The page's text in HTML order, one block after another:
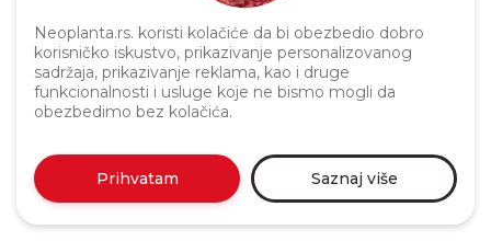
Neoplanta.rs. koristi kolačiće da bi obezbedio dobro
korisničko iskustvo, prikazivanje personalizovanog
sadržaja, prikazivanje reklama, kao i druge
funkcionalnosti i usluge koje ne bismo mogli da
obezbedimo bez kolačića.
Prihvatam Saznaj više
Politika privatnosti